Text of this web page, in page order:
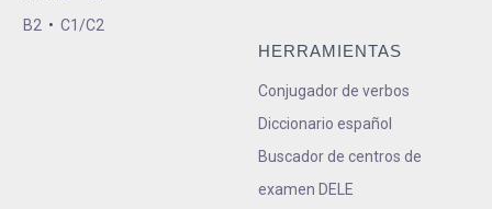
B2 • C1/C2
HERRAMIENTAS
Conjugador de verbos
Diccionario español
Buscador de centros de
examen DELE